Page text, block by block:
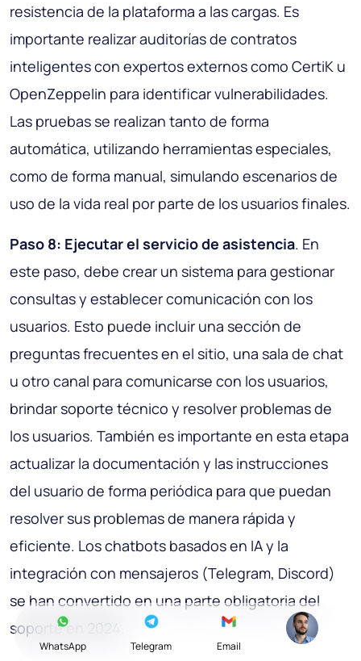
resistencia de la plataforma a las cargas. Es
importante realizar auditorías de contratos
inteligentes con expertos externos como CertiK u
OpenZeppelin para identificar vulnerabilidades.
Las pruebas se realizan tanto de forma
automática, utilizando herramientas especiales,
como de forma manual, simulando escenarios de
uso de la vida real por parte de los usuarios finales.
Paso 8: Ejecutar el servicio de asistencia. En
este paso, debe crear un sistema para gestionar
consultas y establecer comunicación con los
usuarios. Esto puede incluir una sección de
preguntas frecuentes en el sitio, una sala de chat
u otro canal para comunicarse con los usuarios,
brindar soporte técnico y resolver problemas de
los usuarios. También es importante en esta etapa
actualizar la documentación y las instrucciones
del usuario de forma periódica para que puedan
resolver sus problemas de manera rápida y
eficiente. Los chatbots basados ​​en IA y la
integración con mensajeros (Telegram, Discord)
se han convertido en una parte obligatoria del
soporte en 2024.
WhatsApp Telegram Email